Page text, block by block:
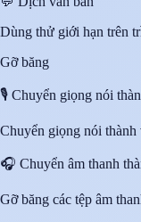
Dùng thử giới hạn trên
Gỡ băng
🎙️ Chuyển giọng nói
Chuyển giọng nói
🎧 Chuyển âm thanh
Gỡ băng các tệp âm